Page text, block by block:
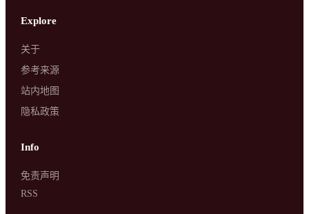
Explore
关于
参考来源
站内地图
隐私政策
Info
免责声明
RSS